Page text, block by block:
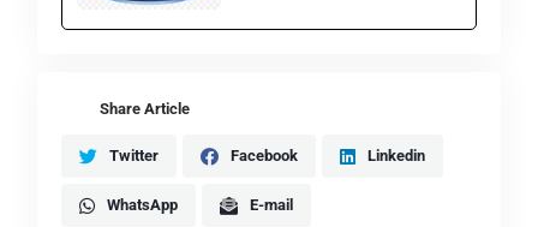
Share Article
Twitter Facebook Linkedin
WhatsApp E-mail